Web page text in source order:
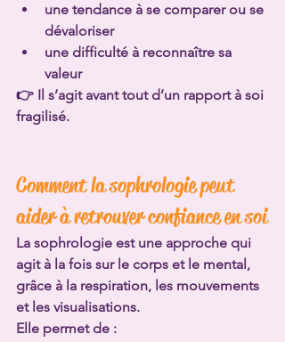
une tendance à se comparer ou se
dévaloriser
une difficulté à reconnaître sa
valeur
👉 Il s’agit avant tout d’un rapport à soi
fragilisé.
Comment la sophrologie peut
aider à retrouver confiance en soi
La sophrologie est une approche qui
agit à la fois sur le corps et le mental,
grâce à la respiration, les mouvements
et les visualisations.
Elle permet de :